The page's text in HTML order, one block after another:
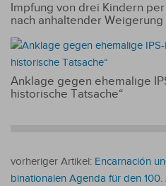
Impfung von drei Kindern
nach anhaltender
Anklage gegen ehemalige
historische Tatsache“
vorheriger Artikel: Encarnación
binationalen Agenda für den